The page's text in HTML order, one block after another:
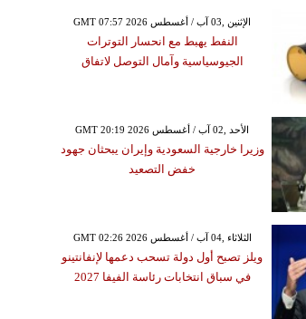
GMT 07:57 2026 الإثنين ,03 آب / أغسطس
النفط يهبط مع انحسار التوترات
الجيوسياسية وآمال التوصل لاتفاق
GMT 20:19 2026 الأحد ,02 آب / أغسطس
وزيرا خارجية السعودية وإيران يبحثان جهود
خفض التصعيد
GMT 02:26 2026 الثلاثاء ,04 آب / أغسطس
ويلز تصبح أول دولة تسحب دعمها لإنفانتينو
في سباق انتخابات رئاسة الفيفا 2027